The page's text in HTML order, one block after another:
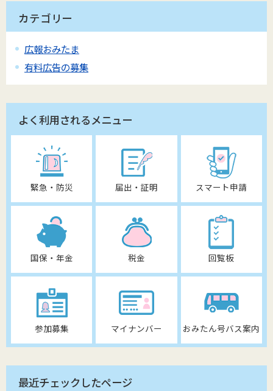
カテゴリー
広報おみたま
有料広告の募集
よく利用されるメニュー
緊急・防災 届出・証明 スマート申請
国保・年金 税金 回覧板
参加募集 マイナンバー おみたん号バス案内
最近チェックしたページ